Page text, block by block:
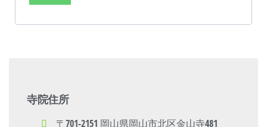
寺院住所
〒701-2151 岡山県岡山市北区金山寺481